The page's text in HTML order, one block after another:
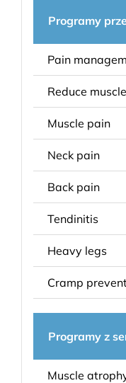
Programy
Pain
Reduce
Muscle pain
Neck pain
Back pain
Tendinitis
Heavy legs
Cramp
Programy z
Muscle